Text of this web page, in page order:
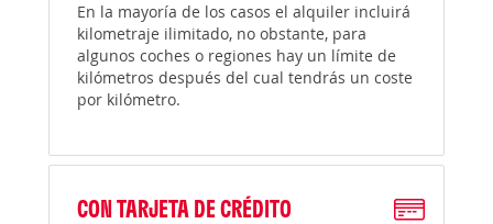
En la mayoría de los casos el alquiler incluirá
kilometraje ilimitado, no obstante, para
algunos coches o regiones hay un límite de
kilómetros después del cual tendrás un coste
por kilómetro.
CON TARJETA DE CRÉDITO